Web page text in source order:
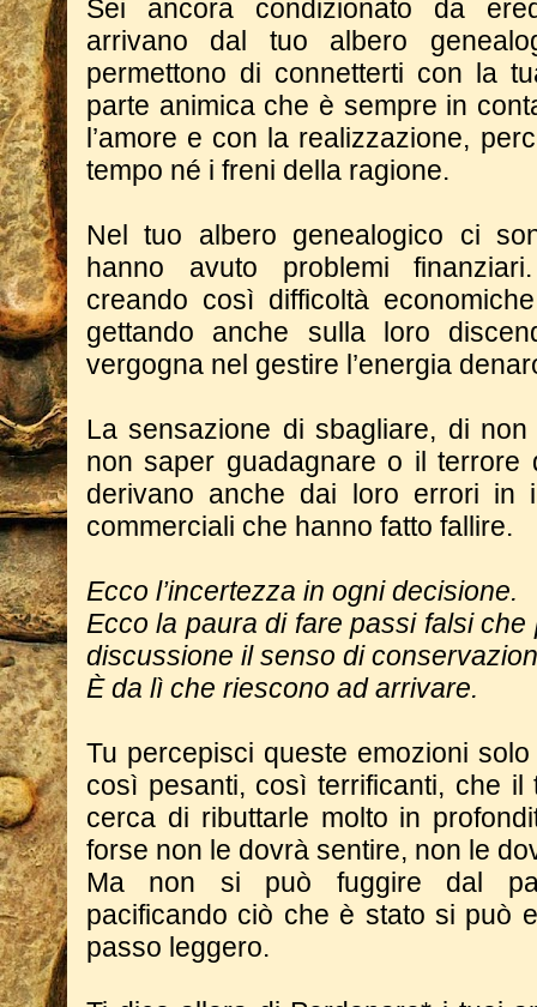
Sei ancora condizionato da
arrivano dal tuo albero
permettono di connetterti con la
parte animica che è sempre in
l’amore e con la realizzazione,
tempo né i freni della ragione.
Nel tuo albero genealogico ci
hanno avuto problemi
creando così difficoltà
gettando anche sulla loro
vergogna nel gestire l’energia
La sensazione di sbagliare, di
non saper guadagnare o il terrore
derivano anche dai loro errori in
commerciali che hanno fatto fallire.
Ecco l’incertezza in ogni decisione.
Ecco la paura di fare passi falsi
discussione il senso di
È da lì che riescono ad arrivare.
Tu percepisci queste emozioni
così pesanti, così terrificanti, che il
cerca di ributtarle molto in
forse non le dovrà sentire, non le
Ma non si può fuggire dal
pacificando ciò che è stato si può
passo leggero.